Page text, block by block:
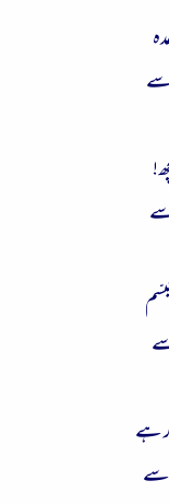
ہے
سے